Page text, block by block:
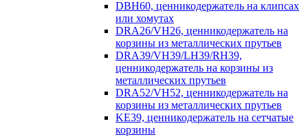
DBH60, ценникодержатель на клипсах
или хомутах
DRA26/VH26, ценникодержатель на
корзины из металлических прутьев
DRA39/VH39/LH39/RH39,
ценникодержатель на корзины из
металлических прутьев
DRA52/VH52, ценникодержатель на
корзины из металлических прутьев
KE39, ценникодержатель на сетчатые
корзины